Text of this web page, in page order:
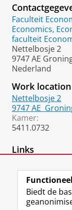
Faculteit
Economics,
faculteit
Nettelbosje 2
9747 AE
Nederland
Work location
Nettelbosje 2
9747 AE
Kamer:
5411.0732
Links
Functioneel
Biedt de